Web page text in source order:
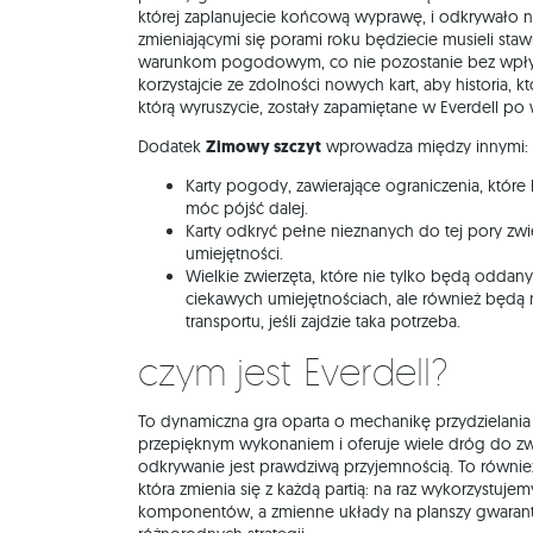
której zaplanujecie końcową wyprawę, i odkrywało
zmieniającymi się porami roku będziecie musieli
warunkom pogodowym, co nie pozostanie bez
korzystajcie ze zdolności nowych kart, aby historia,
którą wyruszycie, zostały zapamiętane w Everdell po
Dodatek Zimowy szczyt wprowadza między innymi:
Karty pogody, zawierające ograniczenia,
móc pójść dalej.
Karty odkryć pełne nieznanych do tej pory
umiejętności.
Wielkie zwierzęta, które nie tylko będą
ciekawych umiejętnościach, ale również będą
transportu, jeśli zajdzie taka potrzeba.
Czym jest Everdell?
To dynamiczna gra oparta o mechanikę
przepięknym wykonaniem i oferuje wiele dróg do
odkrywanie jest prawdziwą przyjemnością. To
która zmienia się z każdą partią: na raz
komponentów, a zmienne układy na planszy